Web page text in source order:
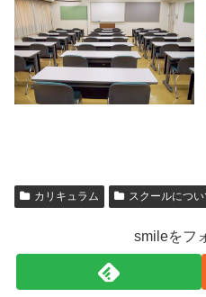
カリキュラム スクールについ
smileをフ